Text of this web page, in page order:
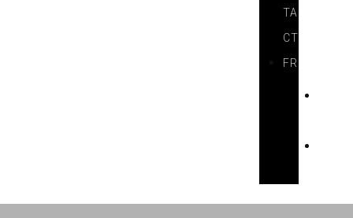
TA
CT
FR